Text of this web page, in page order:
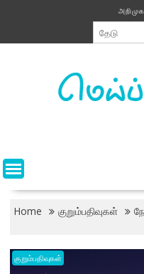
content
Home குறும்பதிவுகள்
குறும்பதிவுகள்